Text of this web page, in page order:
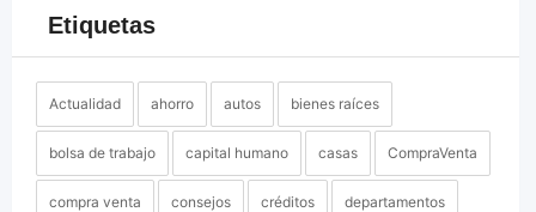
Etiquetas
Actualidad ahorro autos bienes raíces
bolsa de trabajo capital humano casas CompraVenta
compra venta consejos créditos departamentos